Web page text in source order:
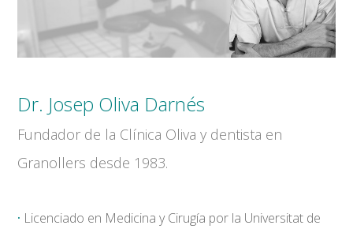
Dr. Josep Oliva Darnés
Fundador de la Clínica Oliva y dentista en
Granollers desde 1983.
· Licenciado en Medicina y Cirugía por la Universitat de